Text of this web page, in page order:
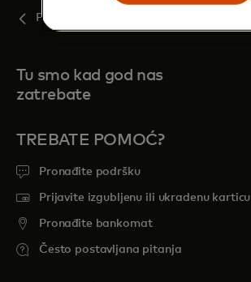
Početna
Tu smo kad god nas
zatrebate
TREBATE POMOĆ?
Pronađite podršku
Prijavite izgubljenu ili ukradenu karticu
Pronađite bankomat
Često postavljana pitanja